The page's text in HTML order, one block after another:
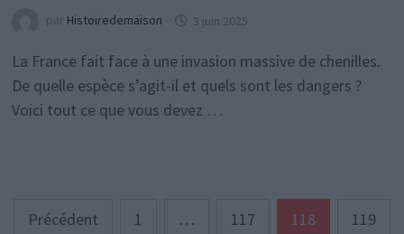
par Histoiredemaison 3 juin 2025
La France fait face à une invasion massive de chenilles.
De quelle espèce s’agit-il et quels sont les dangers ?
Voici tout ce que vous devez …
Navigation
Précédent 1 … 117 118 119